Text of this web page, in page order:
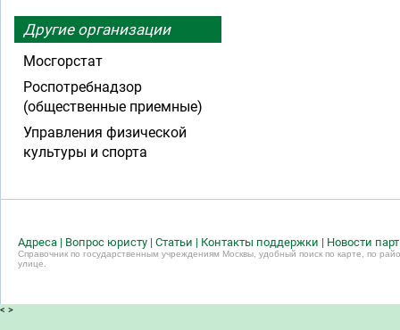
Другие организации
Мосгорстат
Роспотребнадзор
(общественные приемные)
Управления физической
культуры и спорта
Адреса | Вопрос юристу | Статьи | Контакты поддержки | Новости
Справочник по государственным учреждениям Москвы, удобный поиск по карте, по
улице.
< >